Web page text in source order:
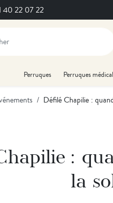
40 22 07 22
Perruques Perruques
Défilé Chapilie :
:
la